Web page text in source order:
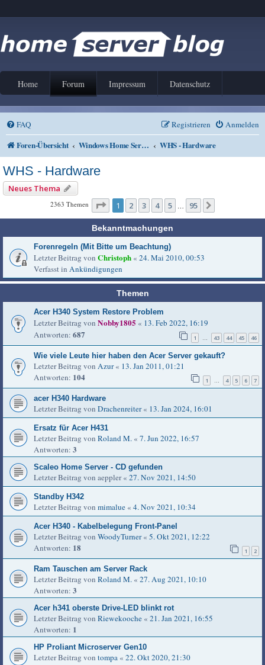
Home Forum Impressum Datenschutz
FAQ Anmelden
Registrieren
Foren-Übersicht Windows Home Server V1 und 2011 WHS - Hardware
WHS - Hardware
Neues Thema
2363 Themen Seite 1von 95
1 2 3 4 5 … 95
Bekanntmachungen
Forenregeln (Mit Bitte um Beachtung)
Letzter Beitrag von Christoph « 24. Mai 2010, 00:53
Verfasst in Ankündigungen
Themen
Acer H340 System Restore Problem
Letzter Beitrag von Nobby1805 « 13. Feb 2022, 16:19
Antworten: 687 1 … 43 44 45 46
Wie viele Leute hier haben den Acer Server gekauft?
Letzter Beitrag von Azur« 13. Jan 2011, 01:21
Antworten: 104 1 … 4 5 6 7
acer H340 Hardware
Letzter Beitrag von Drachenreiter« 13. Jan 2024, 16:01
Ersatz für Acer H431
Letzter Beitrag von Roland M. « 7. Jun 2022, 16:57
Antworten: 3
Scaleo Home Server - CD gefunden
Letzter Beitrag von aeppler« 27. Nov 2021, 14:50
Standby H342
Letzter Beitrag von mimalue « 4. Nov 2021, 10:34
Acer H340 - Kabelbelegung Front-Panel
Letzter Beitrag von WoodyTurner« 5. Okt 2021, 12:22
Antworten: 18 1 2
Ram Tauschen am Server Rack
Letzter Beitrag von Roland M. « 27. Aug 2021, 10:10
Antworten: 3
Acer h341 oberste Drive-LED blinkt rot
Letzter Beitrag von Riewekooche « 21. Jan 2021, 16:55
Antworten: 1
HP Proliant Microserver Gen10
Letzter Beitrag von tompa « 22. Okt 2020, 21:30